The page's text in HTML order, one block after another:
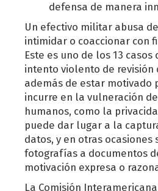
defensa de manera
Un efectivo militar abusa
intimidar o coaccionar con
Este es uno de los 13 casos
intento violento de revisión
además de estar motivado
incurre en la vulneración
humanos, como la
puede dar lugar a la
datos, y en otras ocasiones
fotografías a documentos
motivación expresa o
La Comisión